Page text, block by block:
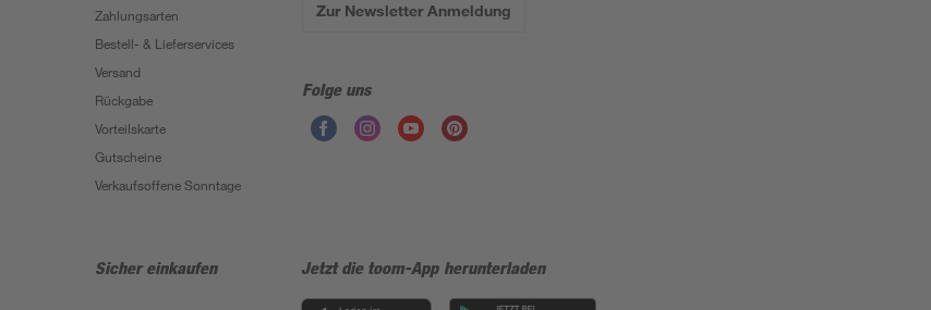
Zahlungsarten
Bestell- & Lieferservices
Versand
Rückgabe
Vorteilskarte
Gutscheine
Verkaufsoffene Sonntage
Zur Newsletter Anmeldung
Folge uns
Sicher einkaufen Jetzt die toom-App herunterladen